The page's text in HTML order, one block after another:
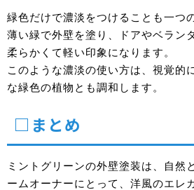
緑色だけで濃淡をつけることも一つ
薄い緑で外壁を塗り、ドアやベラン
柔らかくて軽い印象になります。
このような濃淡の使い方は、視覚的
な緑色の植物とも調和します。
□まとめ
ミントグリーンの外壁塗装は、自然
ームオーナーにとって、洋風のエレ